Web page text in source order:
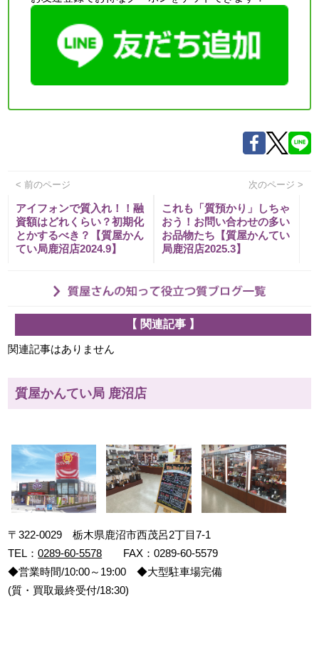
< 前のページ 次のページ >
アイフォンで質入れ！！融
資額はどれくらい？初期化
とかするべき？【質屋かん
てい局鹿沼店2024.9】
これも「質預かり」しちゃ
おう！お問い合わせの多い
お品物たち【質屋かんてい
局鹿沼店2025.3】
【 関連記事 】
関連記事はありません
質屋かんてい局 鹿沼店
〒322-0029 栃木県鹿沼市西茂呂2丁目7-1
TEL：0289-60-5578 FAX：0289-60-5579
◆営業時間/10:00～19:00 ◆大型駐車場完備
(質・買取最終受付/18:30)